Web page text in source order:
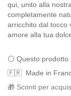
qui, unito alla
completamente
arricchito dal tocco
amore alla tua
Questo prodotto
Made in
Sconti per